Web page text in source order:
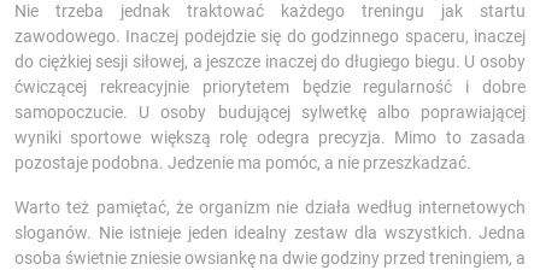
Nie trzeba jednak traktować każdego treningu jak startu
zawodowego. Inaczej podejdzie się do godzinnego spaceru, inaczej
do ciężkiej sesji siłowej, a jeszcze inaczej do długiego biegu. U osoby
ćwiczącej rekreacyjnie priorytetem będzie regularność i dobre
samopoczucie. U osoby budującej sylwetkę albo poprawiającej
wyniki sportowe większą rolę odegra precyzja. Mimo to zasada
pozostaje podobna. Jedzenie ma pomóc, a nie przeszkadzać.
Warto też pamiętać, że organizm nie działa według internetowych
sloganów. Nie istnieje jeden idealny zestaw dla wszystkich. Jedna
osoba świetnie zniesie owsiankę na dwie godziny przed treningiem, a